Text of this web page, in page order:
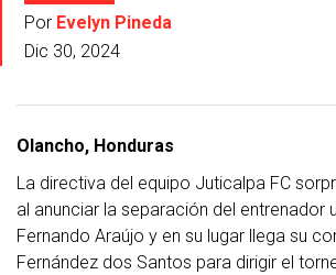
Por Evelyn Pineda
Dic 30, 2024
Olancho, Honduras
La directiva del equipo Juticalpa FC
al anunciar la separación del entrenador
Fernando Araújo y en su lugar llega su
Fernández dos Santos para dirigir el